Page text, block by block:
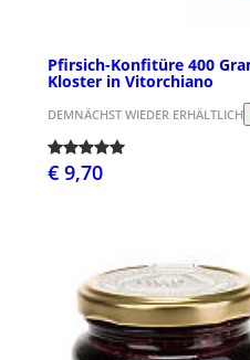
Pfirsich-Konfitüre 400
Kloster in Vitorchiano
DEMNÄCHST WIEDER ERHÄLTLICH
€ 9,70